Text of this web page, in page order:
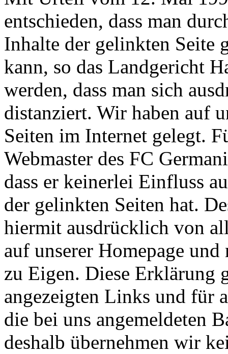
entschieden, dass man
Inhalte der gelinkten Seite
kann, so das Landgericht
werden, dass man sich
distanziert. Wir haben auf
Seiten im Internet gelegt.
Webmaster des FC
dass er keinerlei Einfluss
der gelinkten Seiten hat.
hiermit ausdrücklich von
auf unserer Homepage
zu Eigen. Diese Erklärung
angezeigten Links und für
die bei uns angemeldeten
deshalb übernehmen wir